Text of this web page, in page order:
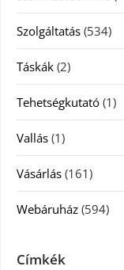
Szolgáltatás (534)
Táskák (2)
Tehetségkutató (1)
Vallás (1)
Vásárlás (161)
Webáruház (594)
Címkék